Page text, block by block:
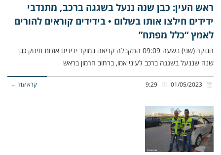
ראש העין: כבן שנה ננעל בשגגה ברכב, מתנדבי
ידידים חילצו אותו בשלום • בידידים קוראים להורים
לאמץ “כלל מפתח”
הבוקר (שני) בשעה 09:09 התקבלה קריאה במוקד ידידים אודות תינוק כבן
שנה שננעל בשגגה ברכב לעיני אמו, ברחוב חרמון בראש
קרא עוד ←